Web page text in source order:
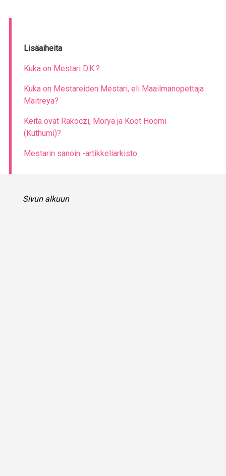
Lisäaiheita
Kuka on Mestari D.K.?
Kuka on Mestareiden Mestari, eli Maailmanopettaja
Maitreya?
Keitä ovat Rakoczi, Morya ja Koot Hoomi
(Kuthumi)?
Mestarin sanoin -artikkeliarkisto
Sivun alkuun